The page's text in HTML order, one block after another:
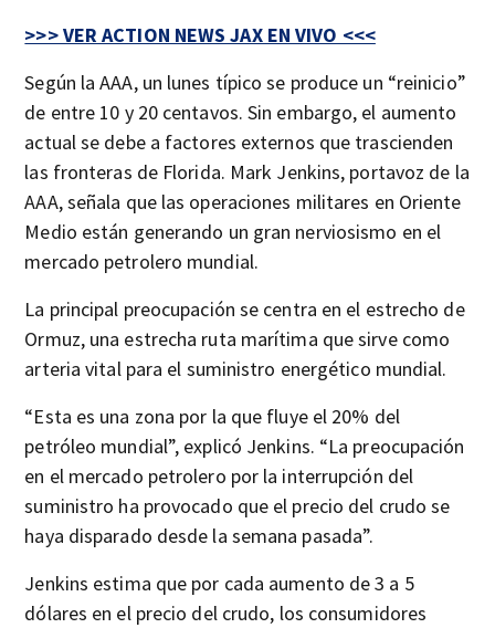
>>> VER ACTION NEWS JAX EN VIVO <<<
Según la AAA, un lunes típico se produce un “reinicio”
de entre 10 y 20 centavos. Sin embargo, el aumento
actual se debe a factores externos que trascienden
las fronteras de Florida. Mark Jenkins, portavoz de la
AAA, señala que las operaciones militares en Oriente
Medio están generando un gran nerviosismo en el
mercado petrolero mundial.
La principal preocupación se centra en el estrecho de
Ormuz, una estrecha ruta marítima que sirve como
arteria vital para el suministro energético mundial.
“Esta es una zona por la que fluye el 20% del
petróleo mundial”, explicó Jenkins. “La preocupación
en el mercado petrolero por la interrupción del
suministro ha provocado que el precio del crudo se
haya disparado desde la semana pasada”.
Jenkins estima que por cada aumento de 3 a 5
dólares en el precio del crudo, los consumidores